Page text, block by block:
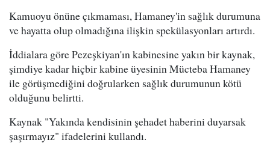
Kamuoyu önüne çıkmaması, Hamaney'in sağlık durumuna
ve hayatta olup olmadığına ilişkin spekülasyonları artırdı.
İddialara göre Pezeşkiyan'ın kabinesine yakın bir kaynak,
şimdiye kadar hiçbir kabine üyesinin Mücteba Hamaney
ile görüşmediğini doğrularken sağlık durumunun kötü
olduğunu belirtti.
Kaynak "Yakında kendisinin şehadet haberini duyarsak
şaşırmayız" ifadelerini kullandı.